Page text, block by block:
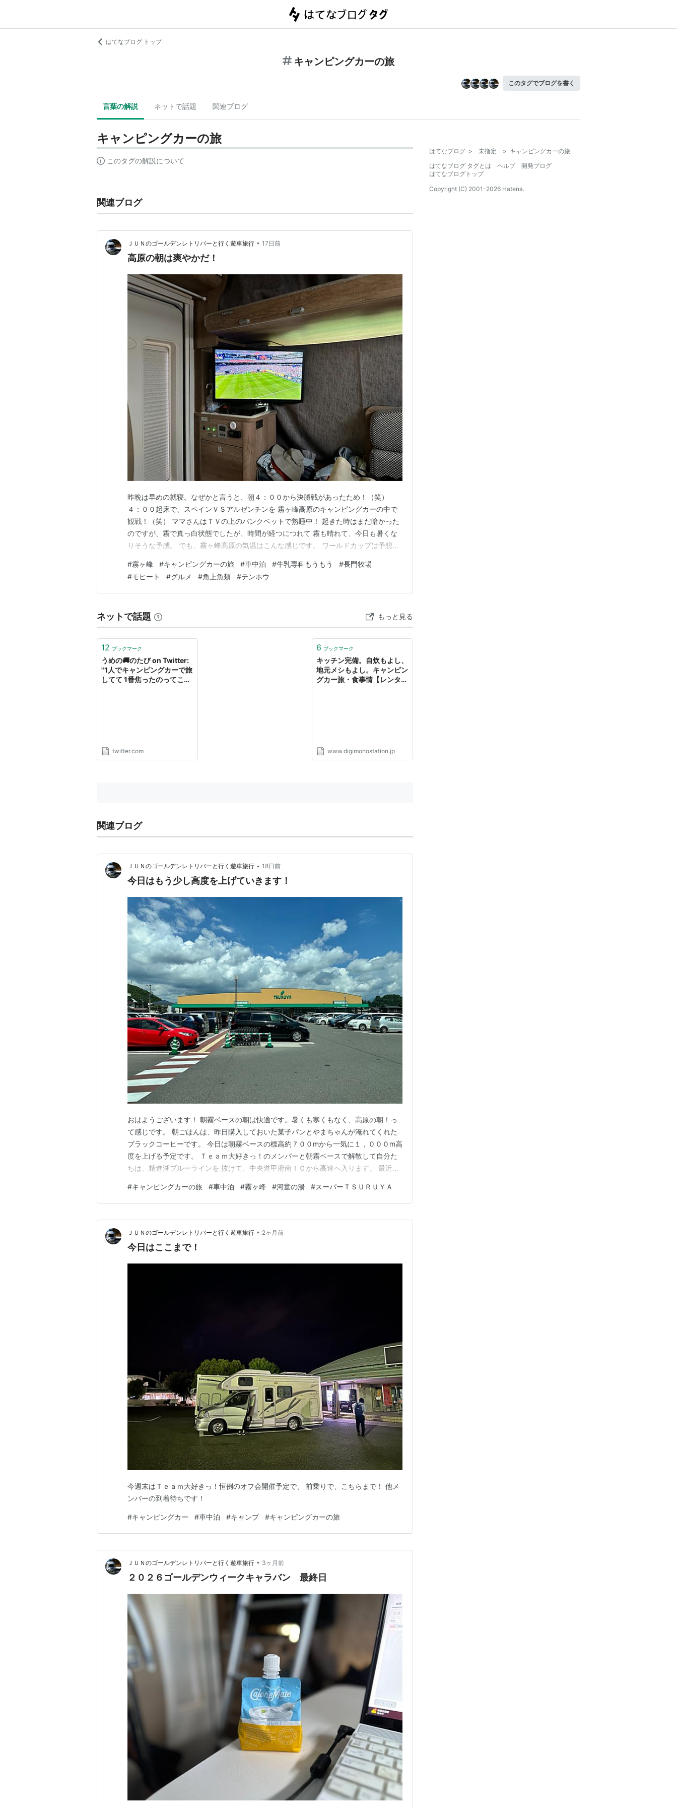
はてなブログ トップ
キャンピングカーの旅
このタグでブログを書く
言葉の解説 ネットで話題 関連ブログ
キャンピングカーの旅
このタグの解説について
関連ブログ
ＪＵＮのゴールデンレトリバーと行く遊車旅行 • 17日前
高原の朝は爽やかだ！
昨晩は早めの就寝。なぜかと言うと、朝４：００から決勝戦があったため！（笑）
４：００起床で、スペインＶＳアルゼンチンを 霧ヶ峰高原のキャンピングカーの中で
観戦！（笑） ママさんはＴＶの上のバンクベットで熟睡中！ 起きた時はまだ暗かった
のですが、霧で真っ白状態でしたが、時間が経つにつれて 霧も晴れて、今日も暑くな
りそうな予感。 でも、霧ヶ峰高原の気温はこんな感じです。 ワールドカップは予想通
多くてちょっと残念な試合になってしまいました。 試合が終わると外の霧はスッキリ
晴れて良い天気です。 今朝も簡単に菓子パンで朝食を済…
#霧ヶ峰 #キャンピングカーの旅 #車中泊 #牛乳専科もうもう #長門牧場
#モヒート #グルメ #角上魚類 #テンホウ
ネットで話題 もっと見る
12 ブックマーク
うめの🚚のたび on Twitter:
"1人でキャンピングカーで旅
してて 1番焦ったのってこの
twitter.com
6 ブックマーク
キッチン完備。自炊もよし、
地元メシもよし。キャンピン
グカー旅・食事情【レンタル
www.digimonostation.jp
関連ブログ
ＪＵＮのゴールデンレトリバーと行く遊車旅行 • 18日前
今日はもう少し高度を上げていきます！
おはようございます！ 朝霧ベースの朝は快適です。暑くも寒くもなく、高原の朝！っ
て感じです。 朝ごはんは、昨日購入しておいた菓子パンとやまちゃんが淹れてくれた
ブラックコーヒーです。 今日は朝霧ベースの標高約７００mから一気に１，０００m高
度を上げる予定です。 Ｔｅａｍ大好きっ！のメンバーと朝霧ベースで解散して自分た
ちは、精進湖ブルーラインを 抜けて、中央道甲府南ＩＣから高速へ入ります。 最近山
高原経由で北へ向かいました。 甲府南ＩＣから一気に諏訪ＩＣまで走り、高速を降り
て、まずはいつものスーパー 「TSURUYA(つる…
#キャンピングカーの旅 #車中泊 #霧ヶ峰 #河童の湯 #スーパーＴＳＵＲＵＹＡ
ＪＵＮのゴールデンレトリバーと行く遊車旅行 • 2ヶ月前
今日はここまで！
今週末はＴｅａｍ大好きっ！恒例のオフ会開催予定で、 前乗りで、こちらまで！ 他メ
ンバーの到着待ちです！
#キャンピングカー #車中泊 #キャンプ #キャンピングカーの旅
ＪＵＮのゴールデンレトリバーと行く遊車旅行 • 3ヶ月前
２０２６ゴールデンウィークキャラバン 最終日
はてなブログ > 未指定 > キャンピングカーの旅
はてなブログ タグとは
ヘルプ
開発ブログ
はてなブログトップ
Copyright (C) 2001-2026 Hatena.